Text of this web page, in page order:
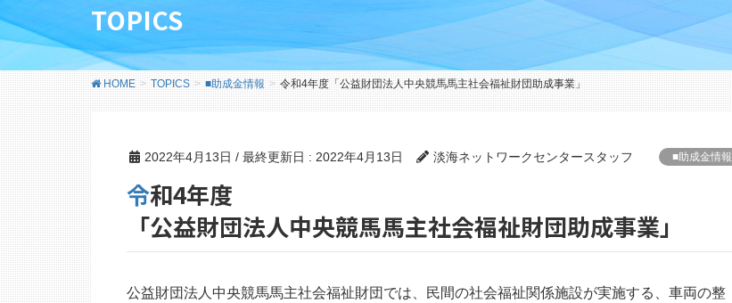
TOPICS
HOME TOPICS ■助成金情報 令和4年度「公益財団法人中央競馬馬主社会福祉財団助成事業」
2022年4月13日 / 最終更新日 : 2022年4月13日 淡海ネットワークセンタースタッフ ■助成金情報
令和4年度
「公益財団法人中央競馬馬主社会福祉財団助成事業」
公益財団法人中央競馬馬主社会福祉財団では、民間の社会福祉関係施設が実施する、車両の整